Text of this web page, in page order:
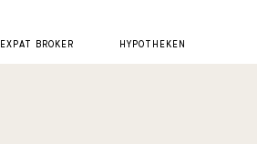
EXPAT BROKER HYPOTHEKEN